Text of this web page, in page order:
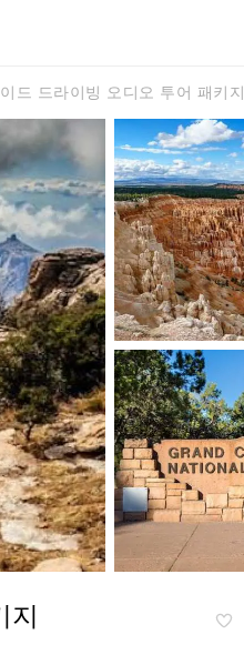
드 드라이빙 오디오 투어 패키지